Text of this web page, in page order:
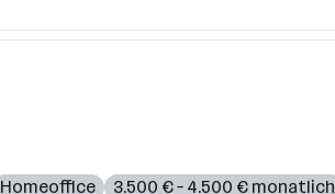
Homeoffice 3.500 € – 4.500 € monatlich